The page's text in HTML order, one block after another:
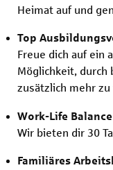
Heimat auf und
Top
Freue dich auf ein
Möglichkeit, durch
zusätzlich mehr zu
Work-Life Balance
Wir bieten dir 30
Familiäres